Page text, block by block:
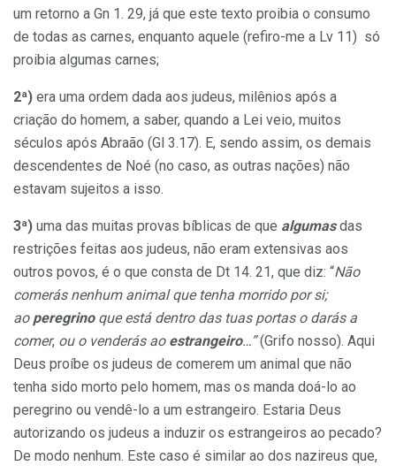
um retorno a Gn 1. 29, já que este texto proibia o consumo
de todas as carnes, enquanto aquele (refiro-me a Lv 11) só
proibia algumas carnes;
2ª) era uma ordem dada aos judeus, milênios após a
criação do homem, a saber, quando a Lei veio, muitos
séculos após Abraão (Gl 3.17). E, sendo assim, os demais
descendentes de Noé (no caso, as outras nações) não
estavam sujeitos a isso.
3ª) uma das muitas provas bíblicas de que algumasdas
restrições feitas aos judeus, não eram extensivas aos
outros povos, é o que consta de Dt 14. 21, que diz: “Não
comerás nenhum animal que tenha morrido por si;
ao peregrino que está dentro das tuas portas o darás a
comer, ou o venderás ao estrangeiro…”(Grifo nosso). Aqui
Deus proíbe os judeus de comerem um animal que não
tenha sido morto pelo homem, mas os manda doá-lo ao
peregrino ou vendê-lo a um estrangeiro. Estaria Deus
autorizando os judeus a induzir os estrangeiros ao pecado?
De modo nenhum. Este caso é similar ao dos nazireus que,